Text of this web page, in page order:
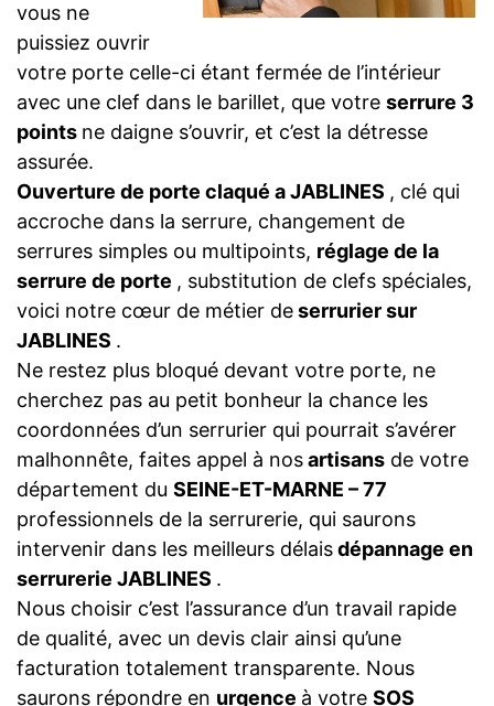
vous ne
puissiez ouvrir
votre porte celle-ci étant fermée de l’intérieur
avec une clef dans le barillet, que votre serrure 3
points ne daigne s’ouvrir, et c’est la détresse
assurée.
Ouverture de porte claqué a JABLINES , clé qui
accroche dans la serrure, changement de
serrures simples ou multipoints, réglage de la
serrure de porte , substitution de clefs spéciales,
voici notre cœur de métier deserrurier sur
JABLINES .
Ne restez plus bloqué devant votre porte, ne
cherchez pas au petit bonheur la chance les
coordonnées d’un serrurier qui pourrait s’avérer
malhonnête, faites appel à nosartisans de votre
département du SEINE-ET-MARNE – 77
professionnels de la serrurerie, qui saurons
intervenir dans les meilleurs délaisdépannage en
serrurerie JABLINES .
Nous choisir c’est l’assurance d’un travail rapide
de qualité, avec un devis clair ainsi qu’une
facturation totalement transparente. Nous
saurons répondre en urgence à votre SOS